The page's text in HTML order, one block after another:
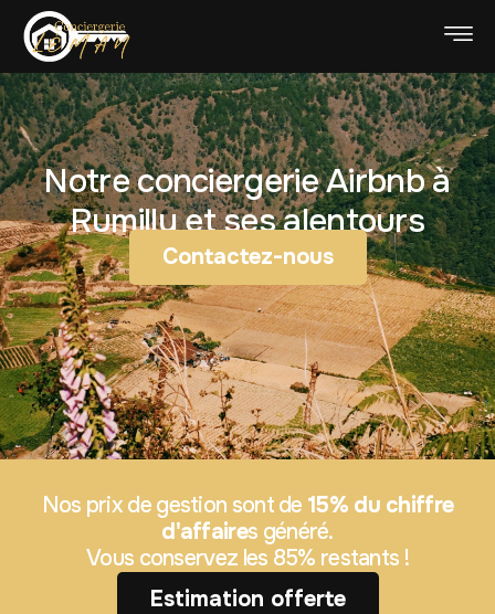
Notre conciergerie Airbnb à
Rumilly et ses alentours
Contactez-nous
Nos prix de gestion sont de 15% du chiffre
d'affaires généré.
Vous conservez les 85% restants !
Estimation offerte